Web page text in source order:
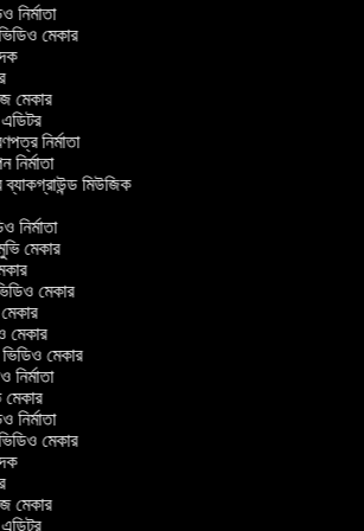
নির্মাতা
মেকার
মেকার
এডিটর
নির্মাতা
নির্মাতা
ব্যাকগ্রাউন্ড মিউজিক
নির্মাতা
মেকার
মেকার
মেকার
মেকার
মেকার
নির্মাতা
মেকার
নির্মাতা
মেকার
মেকার
এডিটর